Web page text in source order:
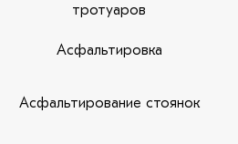
тротуаров
Асфальтировка
Асфальтирование стоянок